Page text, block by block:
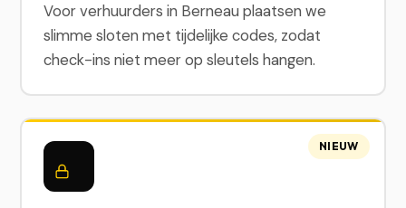
Voor verhuurders in Berneau plaatsen we
slimme sloten met tijdelijke codes, zodat
check-ins niet meer op sleutels hangen.
NIEUW